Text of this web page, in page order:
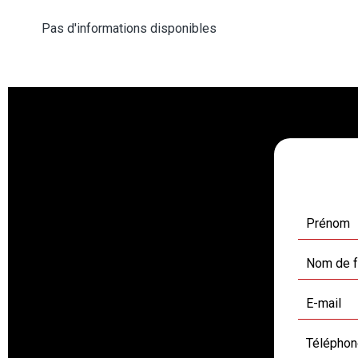
Pas d'informations disponibles